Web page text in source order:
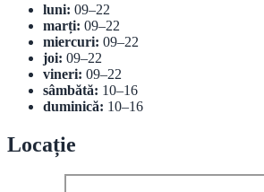
luni: 09–22
marți: 09–22
miercuri: 09–22
joi: 09–22
vineri: 09–22
sâmbătă: 10–16
duminică: 10–16
Locație